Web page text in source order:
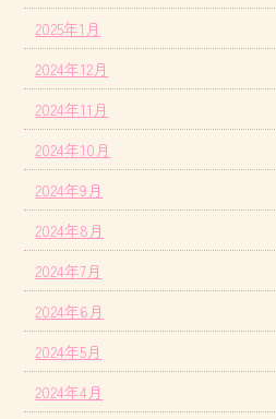
2025年1月
2024年12月
2024年11月
2024年10月
2024年9月
2024年8月
2024年7月
2024年6月
2024年5月
2024年4月